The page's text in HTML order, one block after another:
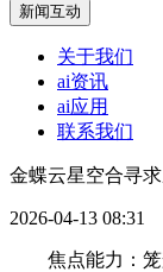
新闻互动
关于我们
ai资讯
ai应用
联系我们
金蝶云星空合寻
2026-04-13 08:31
焦点能力：笼